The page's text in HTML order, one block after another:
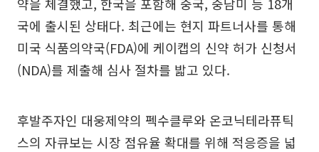
국에 출시된 상태다. 최근에는 현지 파트너사를 통해
미국 식품의약국(FDA)에 케이캡의 신약 허가 신청서
(NDA)를 제출해 심사 절차를 밟고 있다.
후발주자인 대웅제약의 펙수클루와 온코닉테라퓨틱
스의 자큐보는 시장 점유율 확대를 위해 적응증을 넓